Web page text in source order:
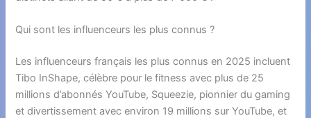
Qui sont les influenceurs les plus connus ?
Les influenceurs français les plus connus en 2025 incluent
Tibo InShape, célèbre pour le fitness avec plus de 25
millions d’abonnés YouTube, Squeezie, pionnier du gaming
et divertissement avec environ 19 millions sur YouTube, et